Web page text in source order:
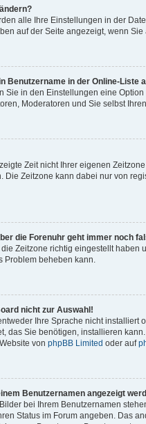
alle Ihre Einstellungen in der
auf der Seite angezeigt, wenn
Benutzername in der Online-Liste
Sie in den Einstellungen eine
Moderatoren und Sie selbst
Zeit nicht Ihrer eigenen
Die Zeitzone kann dabei nur von
die Forenuhr geht immer noch
Zeitzone richtig eingestellt
Problem beheben kann.
nicht zur Auswahl!
Ihre Sprache nicht
das Sie benötigen, installieren
von phpBB Limited oder auf
Benutzernamen angezeigt
bei Ihrem Benutzernamen
Status im Forum angeben. Das